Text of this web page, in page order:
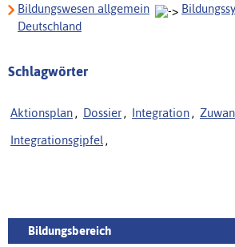
Bildungswesen allgemein
Deutschland
Schlagwörter
Aktionsplan , Dossier , Integration ,
Integrationsgipfel ,
Bildungsbereich